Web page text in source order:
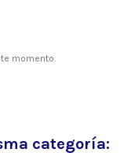
momento.
categoría: